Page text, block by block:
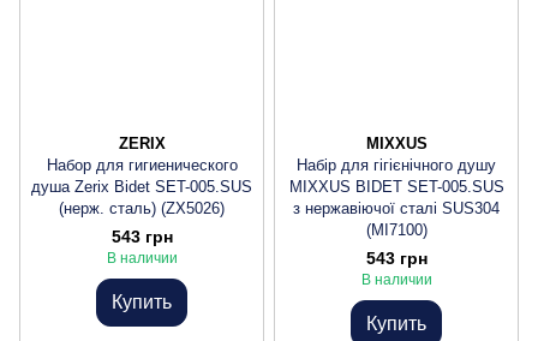
ZERIX
Набор для гигиенического
душа Zerix Bidet SET-005.SUS
(нерж. сталь) (ZX5026)
543 грн
В наличии
Купить
MIXXUS
Набір для гігієнічного душу
MIXXUS BIDET SET-005.SUS
з нержавіючої сталі SUS304
(MI7100)
543 грн
В наличии
Купить